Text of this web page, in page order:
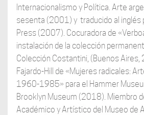
Internacionalismo y Política. Arte
sesenta (2001) y traducido al inglés
Press (2007). Cocuradora de
instalación de la colección
Colección Costantini, (Buenos Aires,
Fajardo-Hill de «Mujeres radicales:
1960-1985» para el Hammer
Brooklyn Museum (2018). Miembro
Académico y Artístico del Museo de